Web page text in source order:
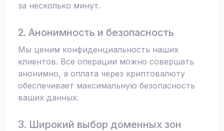
за несколько минут.
2. Анонимность и безопасность
Мы ценим конфиденциальность наших
клиентов. Все операции можно совершать
анонимно, а оплата через криптовалюту
обеспечивает максимальную безопасность
ваших данных.
3. Широкий выбор доменных зон